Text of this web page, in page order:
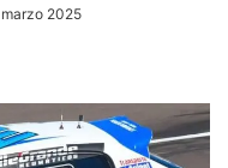
2025